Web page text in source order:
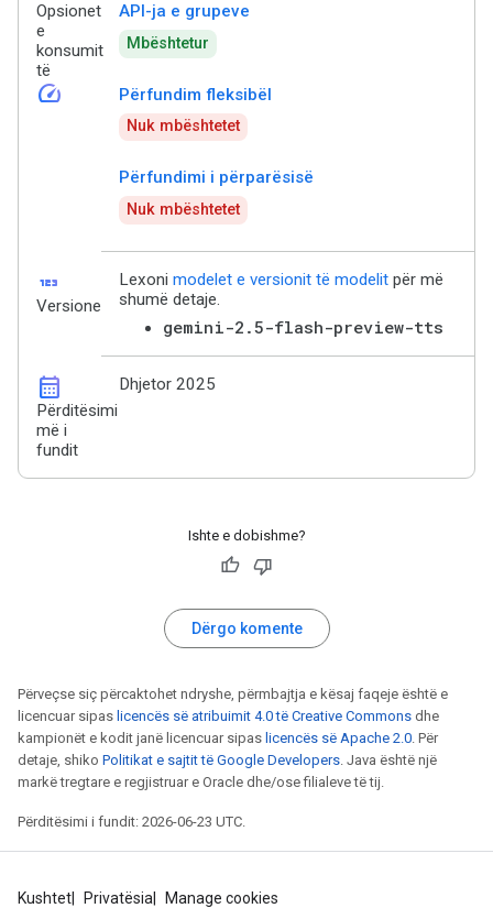
Opsionet
e
konsumit
të
speed
API-ja e grupeve
Mbështetur
Përfundim fleksibël
Nuk mbështetet
Përfundimi i përparësisë
Nuk mbështetet
123
Versione
Lexoni modelet e versionit të modelit për më
shumë detaje.
gemini-2.5-flash-preview-tts
calendar_month
Përditësimi
më i
fundit
Dhjetor 2025
Ishte e dobishme?
Dërgo komente
Përveçse siç përcaktohet ndryshe, përmbajtja e kësaj faqeje është e
licencuar sipas licencës së atribuimit 4.0 të Creative Commons dhe
kampionët e kodit janë licencuar sipas licencës së Apache 2.0. Për
detaje, shiko Politikat e sajtit të Google Developers. Java është një
markë tregtare e regjistruar e Oracle dhe/ose filialeve të tij.
Përditësimi i fundit: 2026-06-23 UTC.
Kushtet Privatësia Manage cookies